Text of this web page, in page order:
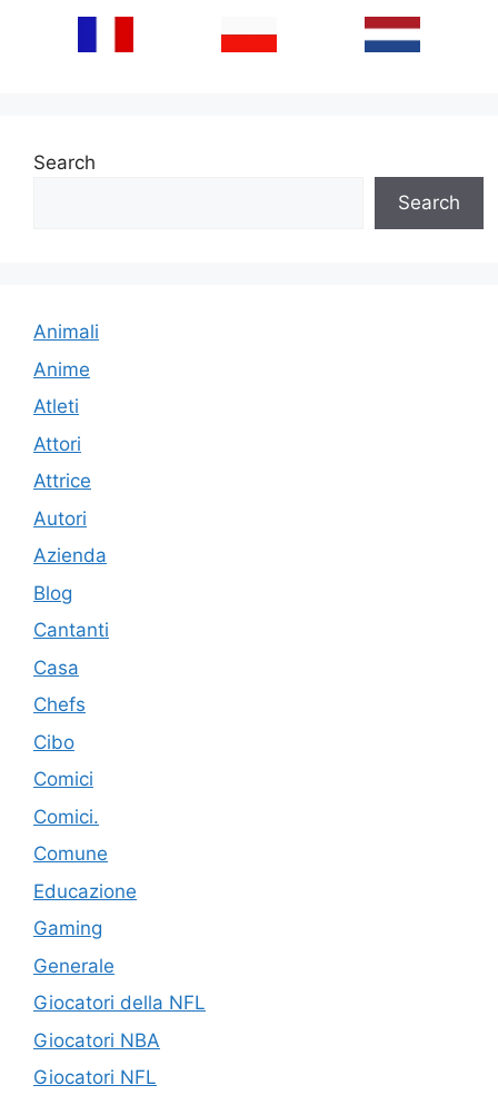
Search
Search
Animali
Anime
Atleti
Attori
Attrice
Autori
Azienda
Blog
Cantanti
Casa
Chefs
Cibo
Comici
Comici.
Comune
Educazione
Gaming
Generale
Giocatori della NFL
Giocatori NBA
Giocatori NFL